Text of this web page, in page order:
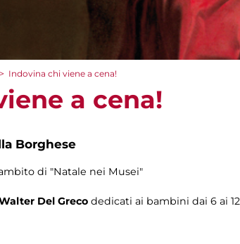
> Indovina chi viene a cena!
a cena!
Borghese
di "Natale nei Musei"
Del Greco dedicati ai bambini dai 6 ai